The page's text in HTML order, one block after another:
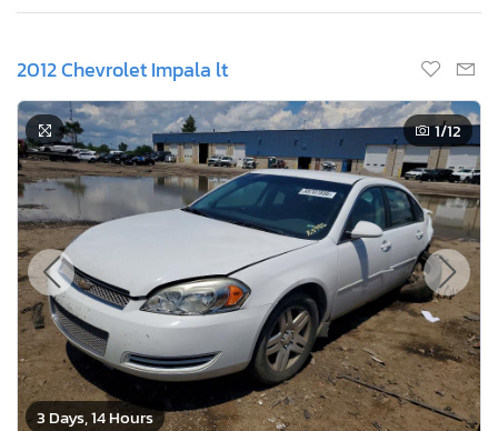
2012 Chevrolet Impala lt
3 Days, 14 Hours
1/12